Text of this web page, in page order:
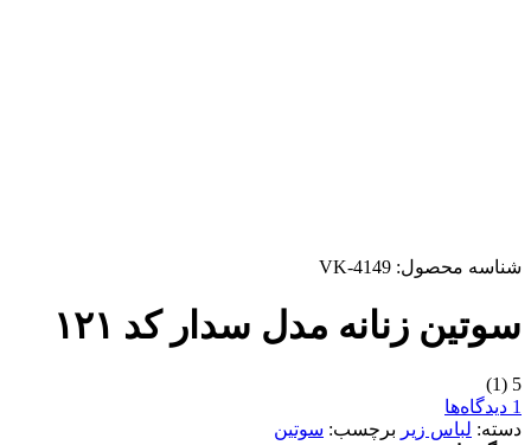
شناسه محصول: VK-4149
سوتین زنانه مدل سدار کد ۱۲۱
5
(1)
1 دیدگاه‌ها
دسته: لباس زیر برچسب: سوتین